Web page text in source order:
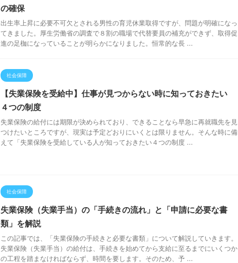
の確保
出生率上昇に必要不可欠とされる男性の育児休業取得ですが、問題が明確になっ
てきました。厚生労働省の調査で８割の職場で代替要員の補充ができず、取得促
進の足枷になっていることが明らかになりました。恒常的な長 ...
社会保障
【失業保険を受給中】仕事が見つからない時に知っておきたい
４つの制度
失業保険の給付には期限が決められており、できることなら早急に再就職先を見
つけたいところですが、現実は予定どおりにいくとは限りません。そんな時に備
えて「失業保険を受給している人が知っておきたい４つの制度 ...
社会保障
失業保険（失業手当）の「手続きの流れ」と「申請に必要な書
類」を解説
この記事では、「失業保険の手続きと必要な書類」について解説していきます。
失業保険（失業手当）の給付は、手続きを始めてから支給に至るまでにいくつか
の工程を踏まなければならず、時間を要します。そのため、予 ...